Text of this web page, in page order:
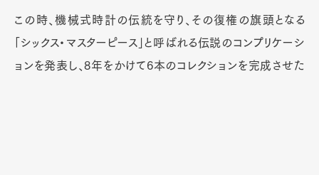
この時、機械式時計の伝統を守り、その復権の旗頭となる
「シックス・マスターピース」と呼ばれる伝説のコンプリケーシ
ョンを発表し、8年をかけて6本のコレクションを完成させた